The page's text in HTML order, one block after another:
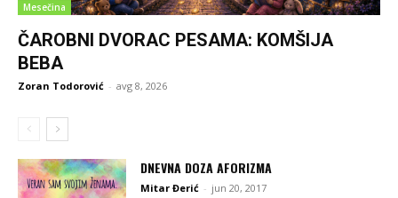
Mesečina
ČAROBNI DVORAC PESAMA: KOMŠIJA
BEBA
Zoran Todorović - avg 8, 2026
DNEVNA DOZA AFORIZMA
Mitar Đerić - jun 20, 2017